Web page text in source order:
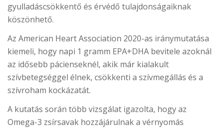
gyulladáscsökkentő és érvédő tulajdonságaiknak
köszönhető.
Az American Heart Association 2020-as iránymutatása
kiemeli, hogy napi 1 gramm EPA+DHA bevitele azoknál
az idősebb pácienseknél, akik már kialakult
szívbetegséggel élnek, csökkenti a szívmegállás és a
szívroham kockázatát.
A kutatás során több vizsgálat igazolta, hogy az
Omega-3 zsírsavak hozzájárulnak a vérnyomás